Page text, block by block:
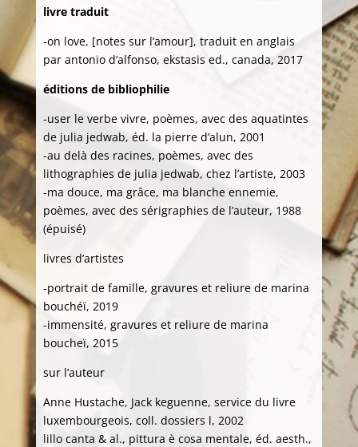
livre traduit
-on love, [notes sur l’amour], traduit en anglais
par antonio d’alfonso, ekstasis ed., canada, 2017
éditions de bibliophilie
-user le verbe vivre, poèmes, avec des aquatintes
de julia jedwab, éd. la pierre d’alun, 2001
-au delà des racines, poèmes, avec des
lithographies de julia jedwab, chez l’artiste, 2003
-ma douce, ma grâce, ma blanche ennemie,
poèmes, avec des sérigraphies de l’auteur, 1988
(épuisé)
livres d’artistes
-portrait de famille, gravures et reliure de marina
bouchéï, 2019
-immensité, gravures et reliure de marina
boucheï, 2015
sur l’auteur
Anne Hustache, Jack keguenne, service du livre
luxembourgeois, coll. dossiers l, 2002
lillo canta & al., pittura è cosa mentale, éd. aesth.,